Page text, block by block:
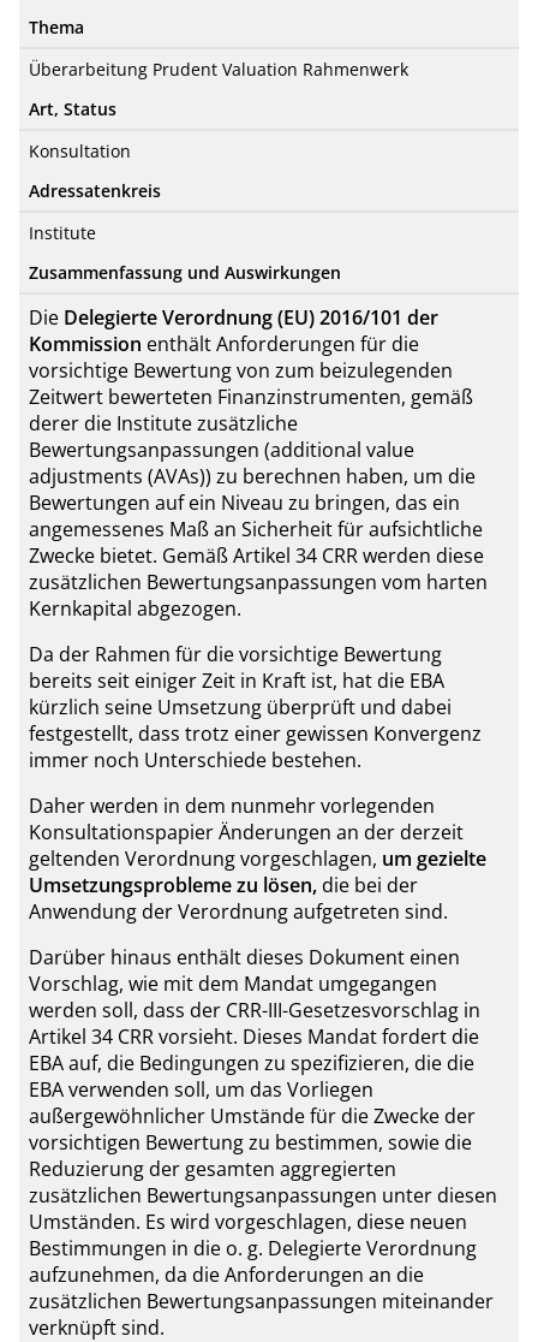
Thema
Überarbeitung Prudent Valuation Rahmenwerk
Art, Status
Konsultation
Adressatenkreis
Institute
Zusammenfassung und Auswirkungen
Die Delegierte Verordnung (EU) 2016/101 der
Kommission enthält Anforderungen für die
vorsichtige Bewertung von zum beizulegenden
Zeitwert bewerteten Finanzinstrumenten, gemäß
derer die Institute zusätzliche
Bewertungsanpassungen (additional value
adjustments (AVAs)) zu berechnen haben, um die
Bewertungen auf ein Niveau zu bringen, das ein
angemessenes Maß an Sicherheit für aufsichtliche
Zwecke bietet. Gemäß Artikel 34 CRR werden diese
zusätzlichen Bewertungsanpassungen vom harten
Kernkapital abgezogen.
Da der Rahmen für die vorsichtige Bewertung
bereits seit einiger Zeit in Kraft ist, hat die EBA
kürzlich seine Umsetzung überprüft und dabei
festgestellt, dass trotz einer gewissen Konvergenz
immer noch Unterschiede bestehen.
Daher werden in dem nunmehr vorlegenden
Konsultationspapier Änderungen an der derzeit
geltenden Verordnung vorgeschlagen, um gezielte
Umsetzungsprobleme zu lösen, die bei der
Anwendung der Verordnung aufgetreten sind.
Darüber hinaus enthält dieses Dokument einen
Vorschlag, wie mit dem Mandat umgegangen
werden soll, dass der CRR-III-Gesetzesvorschlag in
Artikel 34 CRR vorsieht. Dieses Mandat fordert die
EBA auf, die Bedingungen zu spezifizieren, die die
EBA verwenden soll, um das Vorliegen
außergewöhnlicher Umstände für die Zwecke der
vorsichtigen Bewertung zu bestimmen, sowie die
Reduzierung der gesamten aggregierten
zusätzlichen Bewertungsanpassungen unter diesen
Umständen. Es wird vorgeschlagen, diese neuen
Bestimmungen in die o. g. Delegierte Verordnung
aufzunehmen, da die Anforderungen an die
zusätzlichen Bewertungsanpassungen miteinander
verknüpft sind.